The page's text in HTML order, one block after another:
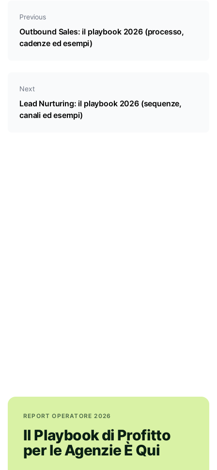
Previous
Outbound Sales: il playbook 2026 (processo,
cadenze ed esempi)
Next
Lead Nurturing: il playbook 2026 (sequenze,
canali ed esempi)
REPORT OPERATORE 2026
Il Playbook di Profitto
per le Agenzie È Qui